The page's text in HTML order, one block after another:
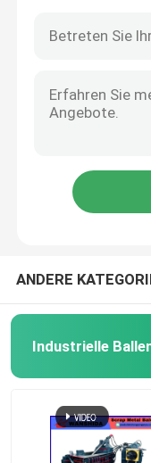
Brikettierpresse
Schrott-
Bockschere
ANDERE
Industrielle